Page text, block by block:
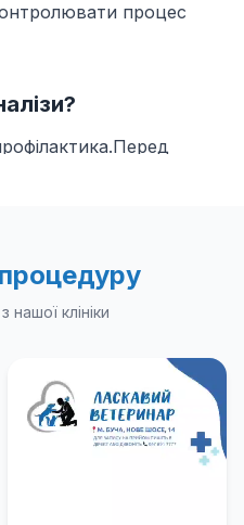
процес
та хронічних
та точної
– від кількох
типу
– консультація
нашої клініки